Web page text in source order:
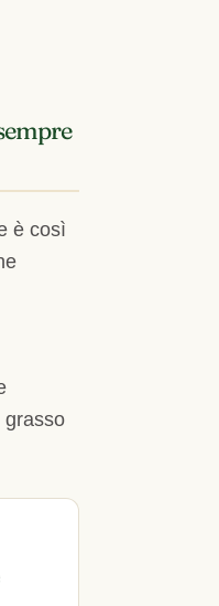
è così
grasso